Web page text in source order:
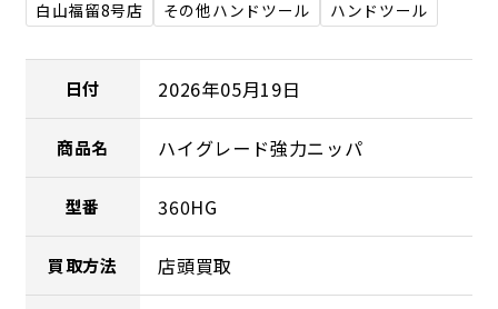
白山福留8号店 その他ハンドツール ハンドツール
日付 2026年05月19日
商品名 ハイグレード強力ニッパ
型番 360HG
買取方法 店頭買取